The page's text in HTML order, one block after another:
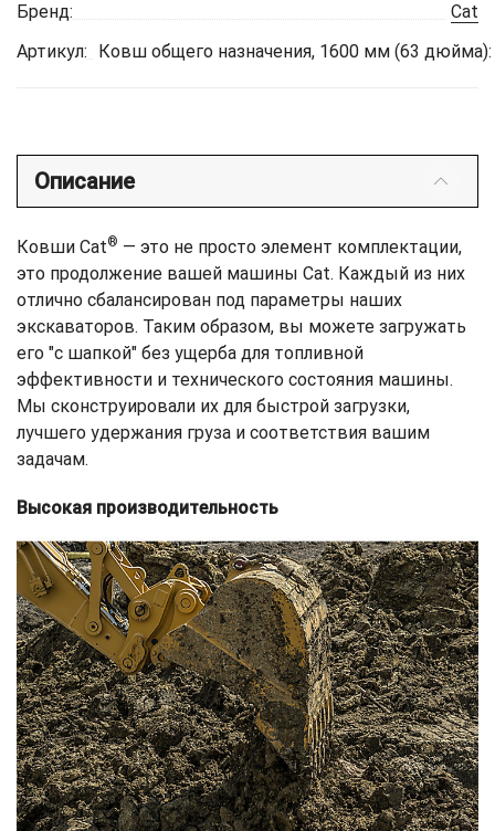
Бренд:
Cat
Артикул:
Ковш общего назначения, 1600 мм (63
Описание
Ковши Cat® — это не просто элемент комплектации,
это продолжение вашей машины Cat. Каждый из них
отлично сбалансирован под параметры наших
экскаваторов. Таким образом, вы можете загружать
его "с шапкой" без ущерба для топливной
эффективности и технического состояния машины.
Мы сконструировали их для быстрой загрузки,
лучшего удержания груза и соответствия вашим
задачам.
Высокая производительность